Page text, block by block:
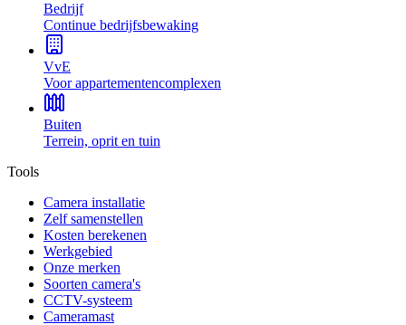
Bedrijf
Continue bedrijfsbewaking
VvE
Voor appartementencomplexen
Buiten
Terrein, oprit en tuin
Tools
Camera installatie
Zelf samenstellen
Kosten berekenen
Werkgebied
Onze merken
Soorten camera's
CCTV-systeem
Cameramast